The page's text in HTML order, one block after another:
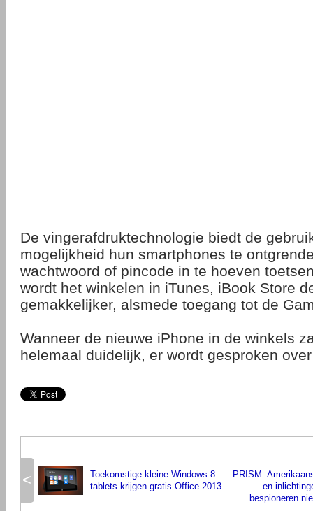
De vingerafdruktechnologie biedt de
mogelijkheid hun smartphones te
wachtwoord of pincode in te hoeven
wordt het winkelen in iTunes, iBook Store
gemakkelijker, alsmede toegang tot de
Wanneer de nieuwe iPhone in de winkels
helemaal duidelijk, er wordt gesproken
<
Toekomstige kleine Windows 8
tablets krijgen gratis Office 2013
PRISM:
en
bespioneren